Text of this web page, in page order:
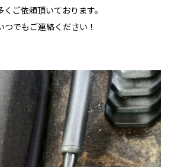
ご依頼頂いております。
でもご連絡ください！